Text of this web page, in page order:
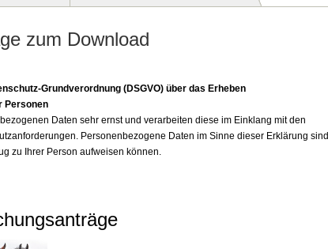
zum Download
Grundverordnung (DSGVO) über das Erheben
Personen
Daten sehr ernst und verarbeiten diese im Einklang mit den
Personenbezogene Daten im Sinne dieser Erklärung sind
zu Ihrer Person aufweisen können.